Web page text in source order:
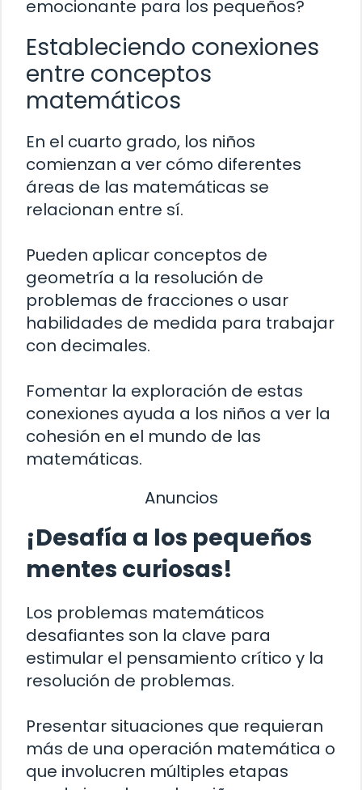
emocionante para los pequeños?
Estableciendo conexiones
entre conceptos
matemáticos
En el cuarto grado, los niños
comienzan a ver cómo diferentes
áreas de las matemáticas se
relacionan entre sí.
Pueden aplicar conceptos de
geometría a la resolución de
problemas de fracciones o usar
habilidades de medida para trabajar
con decimales.
Fomentar la exploración de estas
conexiones ayuda a los niños a ver la
cohesión en el mundo de las
matemáticas.
Anuncios
¡Desafía a los pequeños
mentes curiosas!
Los problemas matemáticos
desafiantes son la clave para
estimular el pensamiento crítico y la
resolución de problemas.
Presentar situaciones que requieran
más de una operación matemática o
que involucren múltiples etapas